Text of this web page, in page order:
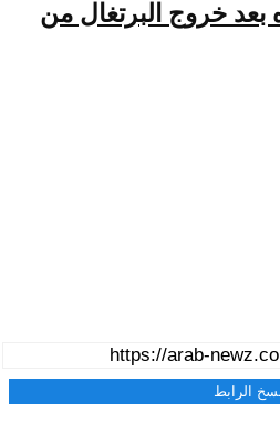
خروج البرتغال من
الرابط